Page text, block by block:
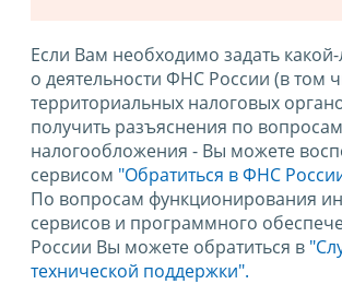
Если Вам необходимо задать
о деятельности ФНС России (в том
территориальных налоговых
получить разъяснения по вопросам
налогообложения - Вы можете
сервисом "Обратиться в ФНС
По вопросам функционирования
сервисов и программного
России Вы можете обратиться в
технической поддержки".